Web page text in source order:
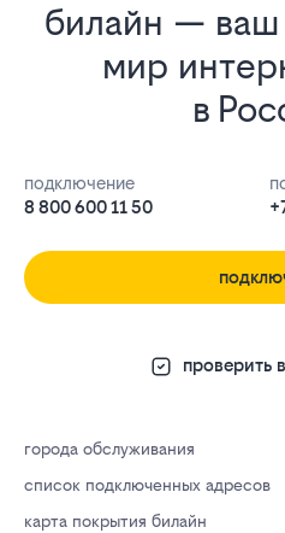
билайн — ваш
мир
в
подключение
8 800 600 11 50
проверить
города обслуживания
список подключенных адресов
карта покрытия билайн